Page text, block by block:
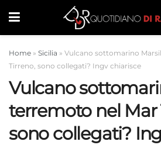
Home » Sicilia » Vulcano sottomarino
Tirreno, sono collegati? Ingv chiarisce
Vulcano
terremoto nel Mar
sono collegati?